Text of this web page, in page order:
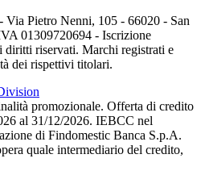
Pietro Nenni, 105 - 66020 - San
01309720694 - Iscrizione
riservati. Marchi registrati e
dei rispettivi titolari.
promozionale. Offerta di credito
al 31/12/2026. IEBCC nel
di Findomestic Banca S.p.A.
quale intermediario del credito,